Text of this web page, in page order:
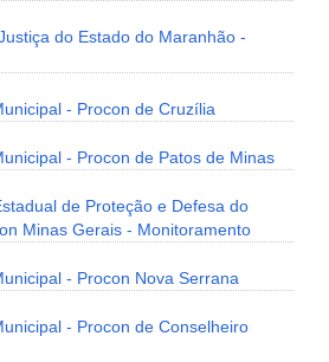
do Estado do Maranhão -
- Procon de Cruzília
- Procon de Patos de Minas
de Proteção e Defesa do
Minas Gerais - Monitoramento
- Procon Nova Serrana
- Procon de Conselheiro